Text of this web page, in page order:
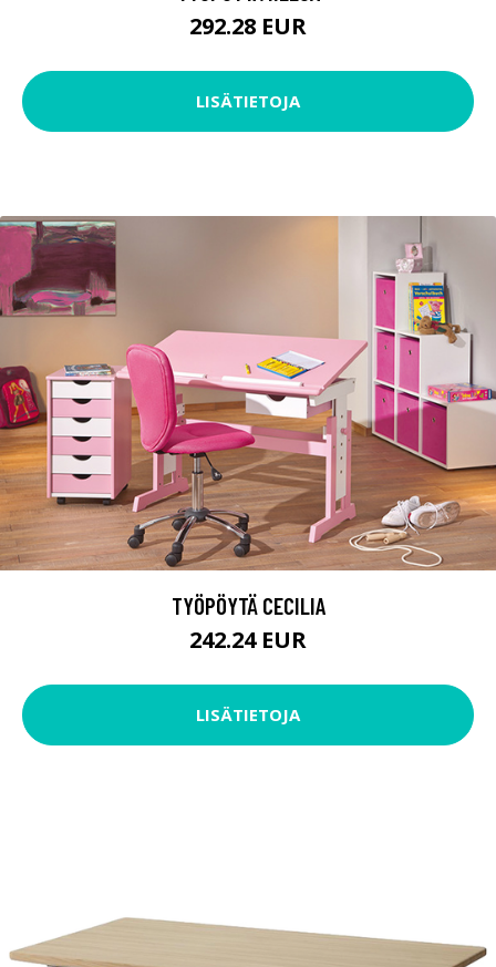
292.28 EUR
LISÄTIETOJA
TYÖPÖYTÄ CECILIA
242.24 EUR
LISÄTIETOJA